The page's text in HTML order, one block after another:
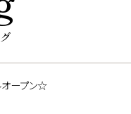
ープン☆